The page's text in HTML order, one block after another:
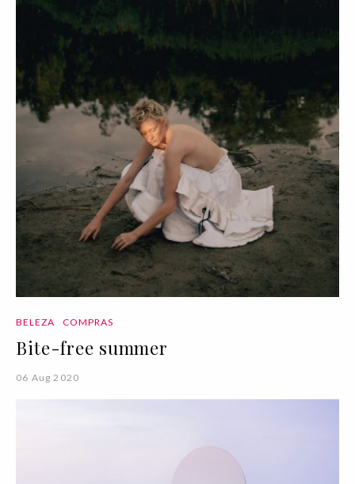
BELEZA COMPRAS
Bite-free summer
06 Aug 2020